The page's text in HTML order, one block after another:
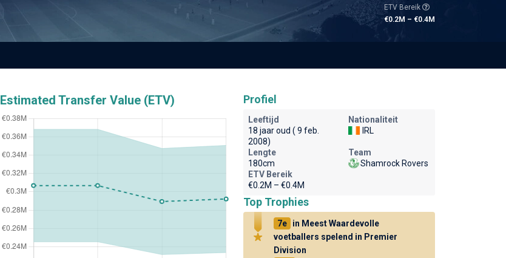
ETV Bereik
€0.2M – €0.4M
Estimated Transfer Value (ETV) Profiel
Leeftijd
18 jaar oud ( 9 feb.
2008)
Nationaliteit
IRL
Lengte
180cm
Team
Shamrock Rovers
ETV Bereik
€0.2M – €0.4M
Top Trophies
7e
in Meest Waardevolle
voetballers spelend in Premier
Division